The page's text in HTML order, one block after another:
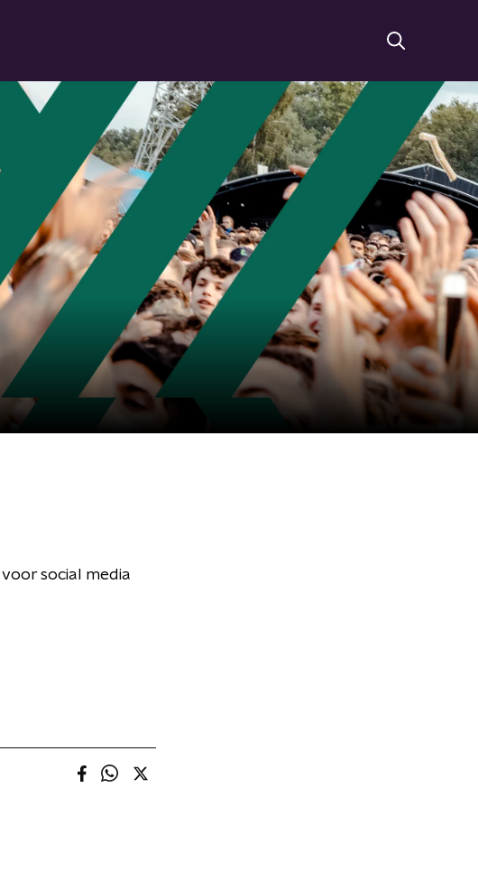
voor social media